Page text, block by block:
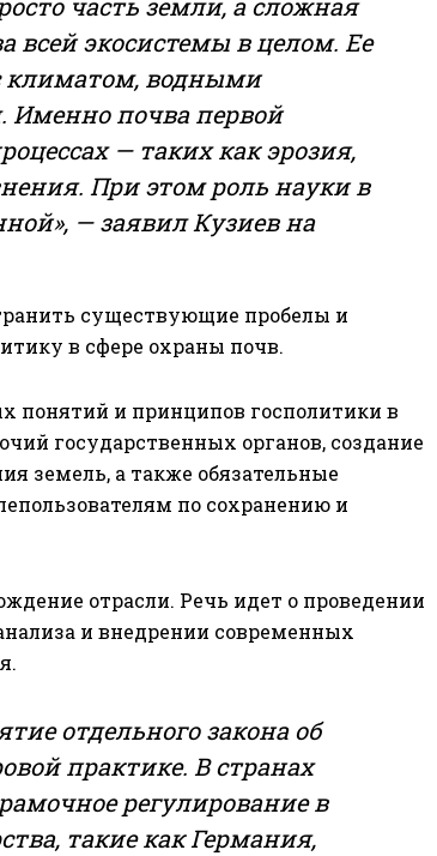
часть земли, а сложная
всей экосистемы в целом. Ее
климатом, водными
Именно почва первой
— таких как эрозия,
При этом роль науки в
— заявил Кузиев на
существующие пробелы и
в сфере охраны почв.
понятий и принципов госполитики в
государственных органов, создание
земель, а также обязательные
по сохранению и
отрасли. Речь идет о проведении
и внедрении современных
отдельного закона об
практике. В странах
регулирование в
такие как Германия,